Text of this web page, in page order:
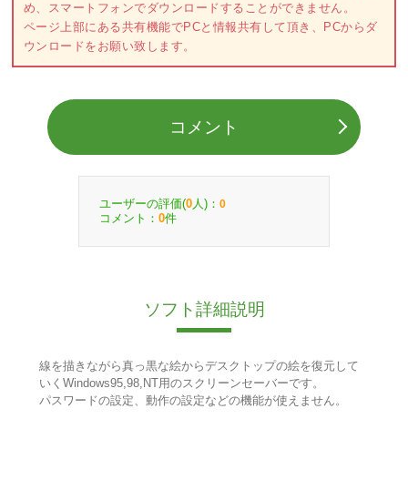
め、スマートフォンでダウンロードすることができません。
ページ上部にある共有機能でPCと情報共有して頂き、PCからダ
ウンロードをお願い致します。
コメント
ユーザーの評価(0 人)： 0
コメント： 0件
ソフト詳細説明
線を描きながら真っ黒な絵からデスクトップの絵を復元して
いくWindows95,98,NT用のスクリーンセーバーです。
パスワードの設定、動作の設定などの機能が使えません。